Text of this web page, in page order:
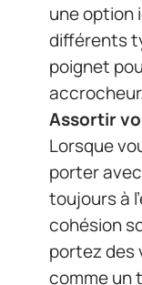
une option
différents
poignet
Assortir
Lorsque
porter
toujours à
cohésion
portez
comme un